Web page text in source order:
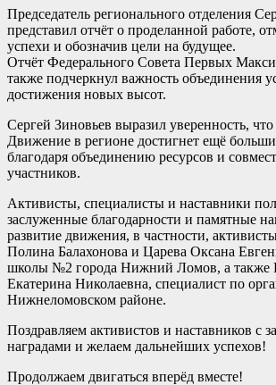
Председатель регионального отделения
представил отчёт о проделанной работе,
успехи и обозначив цели на будущее.
Отчёт Федерального Совета Первых
также подчеркнул важность объединения
достижения новых высот.
Сергей Зиновьев выразил уверенность,
Движение в регионе достигнет ещё
благодаря объединению ресурсов и
участников.
Активисты, специалисты и наставники
заслуженные благодарности и памятные
развитие движения, в частности,
Полина Балахонова и Царева Оксана
школы №2 города Нижний Ломов, а также
Екатерина Николаевна, специалист по
Нижнеломовском районе.
Поздравляем активистов и наставников с
наградами и желаем дальнейших успехов!
Продолжаем двигаться вперёд вместе!